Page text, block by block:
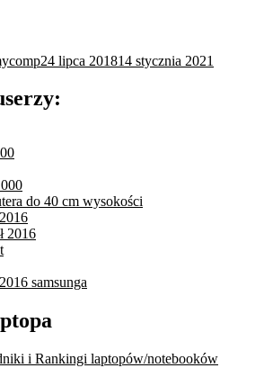
24 lipca 201814 stycznia 2021
do 40 cm wysokości
2016
samsunga